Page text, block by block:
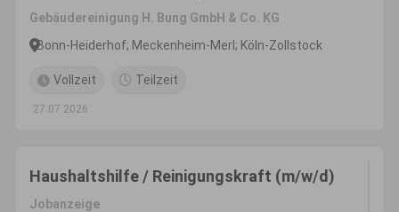
Gebäudereinigung H. Bung GmbH & Co. KG
Bonn-Heiderhof; Meckenheim-Merl; Köln-Zollstock
Vollzeit Teilzeit
27.07.2026
Haushaltshilfe / Reinigungskraft (m/w/d)
Jobanzeige